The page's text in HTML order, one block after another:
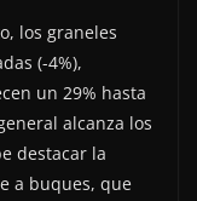
los graneles
(-4%),
un 29% hasta
alcanza los
destacar la
a buques, que